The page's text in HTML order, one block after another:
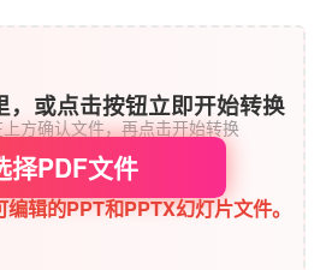
，或点击按钮立即开始转换
上方确认文件，再点击开始转换
择PDF文件
辑的PPT和PPTX幻灯片文件。